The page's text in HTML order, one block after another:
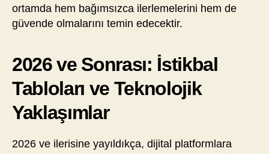
ortamda hem bağımsızca ilerlemelerini hem de
güvende olmalarını temin edecektir.
2026 ve Sonrası: İstikbal
Tabloları ve Teknolojik
Yaklaşımlar
2026 ve ilerisine yayıldıkça, dijital platformlara